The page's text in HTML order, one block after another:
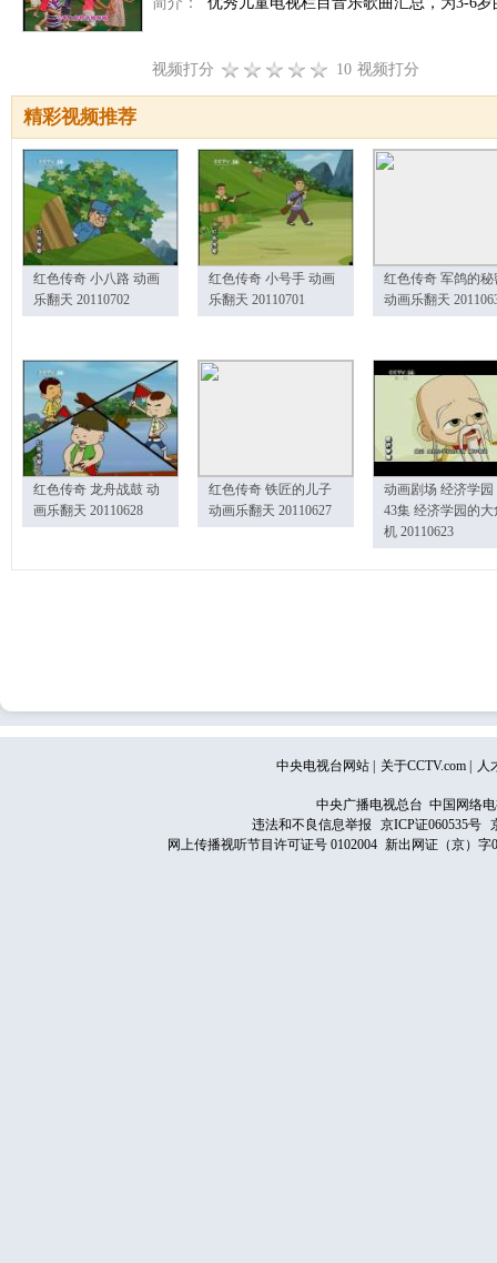
视频打分 10 视频打分
精彩视频推荐
红色传奇 小八路 动画
乐翻天 20110702
红色传奇 小号手 动画
乐翻天 20110701
红色传奇 军鸽的秘
动画乐翻天
红色传奇 龙舟战鼓 动
画乐翻天 20110628
红色传奇 铁匠的儿子
动画乐翻天 20110627
动画剧场 经济学园
43集 经济学园的大
机 20110623
中央电视台网站 关于CCTV.com 人
中央广播电视总台 中国网络
违法和不良信息举报
京ICP证060535号
网上传播视听节目许可证号 0102004 新出网证（京）